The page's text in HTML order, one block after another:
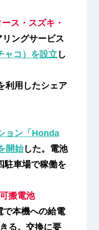
ス・スズキ・
ングサービス
ャコ）を設立 し
利用したシェア
ョン「Honda
開始した。電池
駐車場で稼働を
搬電池
で本機への給電
る。交換に要